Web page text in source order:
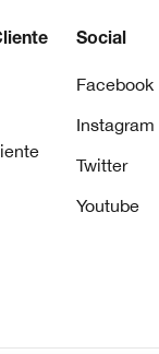
Social
Facebook
Instagram
Twitter
Youtube